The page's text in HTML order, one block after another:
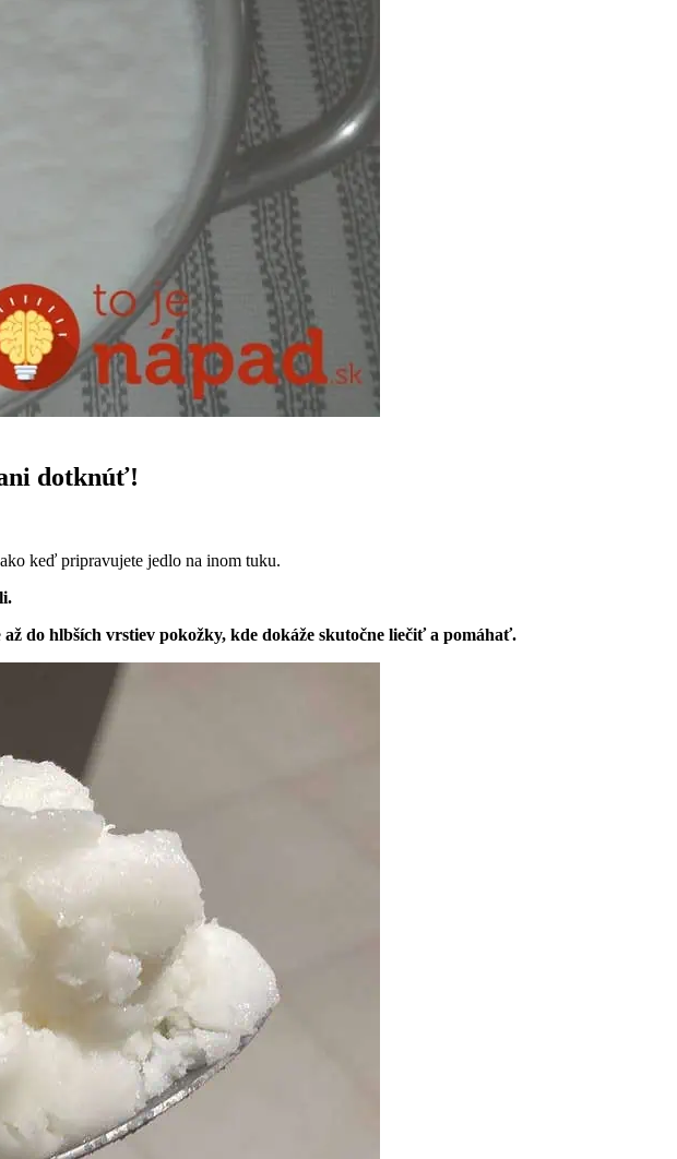
dotknúť!
keď pripravujete jedlo na inom tuku.
až do hlbších vrstiev pokožky, kde dokáže skutočne liečiť a pomáhať.